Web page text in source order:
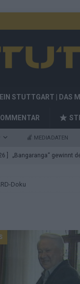
STUTTGART | DAS
MEDIADATEN
] „Bangaranga“ gewinnt
] Von JJ bis Lordi: Das
]
] ESC-Finale 2026:
] „Douze Points“,
Doku